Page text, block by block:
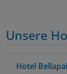
Unsere
Hotel